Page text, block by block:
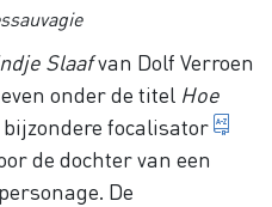
Slaafvan Dolf Verroen
onder de titel Hoe
focalisator
de dochter van een
De